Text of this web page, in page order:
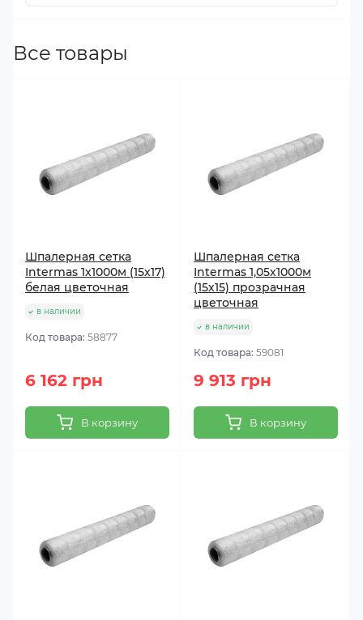
Все товары
Шпалерная сетка
Intermas 1х1000м (15х17)
белая цветочная
в наличии
Код товара: 58877
6 162 грн
В корзину
Шпалерная сетка
Intermas 1,05х1000м
(15х15) прозрачная
цветочная
в наличии
Код товара: 59081
9 913 грн
В корзину